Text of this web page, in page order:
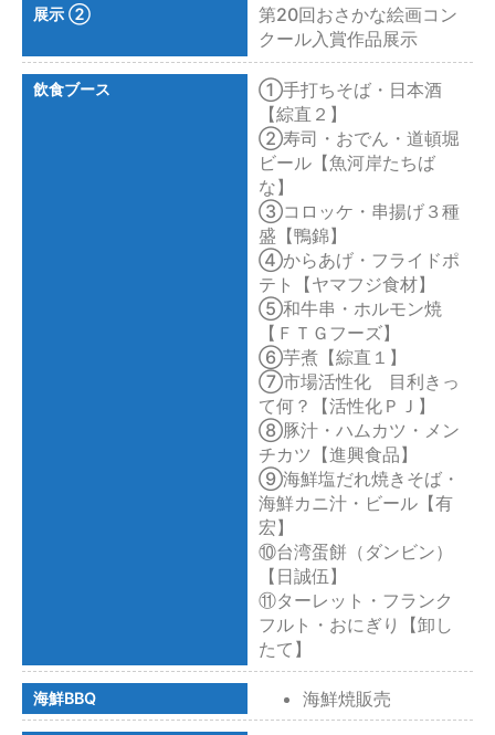
展示 ②
第20回おさかな絵画コン
クール入賞作品展示
飲食ブース
①手打ちそば・日本酒
【綜直２】
②寿司・おでん・道頓堀
ビール【魚河岸たちば
な】
③コロッケ・串揚げ３種
盛【鴨錦】
④からあげ・フライドポ
テト【ヤマフジ食材】
⑤和牛串・ホルモン焼
【ＦＴＧフーズ】
⑥芋煮【綜直１】
⑦市場活性化 目利きっ
て何？【活性化ＰＪ】
⑧豚汁・ハムカツ・メン
チカツ【進興食品】
⑨海鮮塩だれ焼きそば・
海鮮カニ汁・ビール【有
宏】
⑩台湾蛋餅（ダンビン）
【日誠伍】
⑪ターレット・フランク
フルト・おにぎり【卸し
たて】
海鮮BBQ 海鮮焼販売